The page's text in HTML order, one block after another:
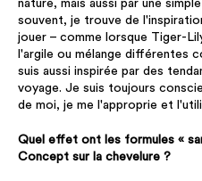
nature, mais aussi par une
souvent, je trouve de
jouer – comme lorsque Tiger-
l'argile ou mélange différentes
suis aussi inspirée par des
voyage. Je suis toujours
de moi, je me l'approprie et
Quel effet ont les formules «
Concept sur la chevelure ?